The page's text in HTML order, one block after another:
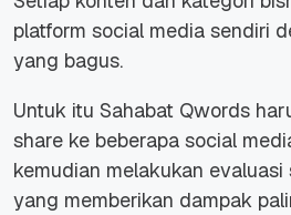
platform social media sendiri
yang bagus.
Untuk itu Sahabat Qwords
share ke beberapa social
kemudian melakukan
yang memberikan dampak